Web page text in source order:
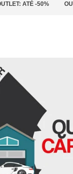
ATÉ -50%